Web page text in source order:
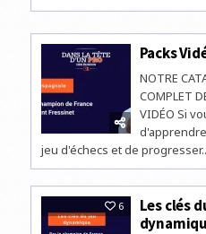
Packs
NOTRE
COMPLET
VIDÉO Si
jeu d'échecs et de
6
Les clés